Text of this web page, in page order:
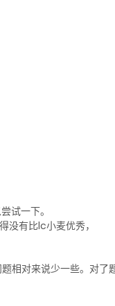
试一下。
没有比lc小麦优秀，
相对来说少一些。对了